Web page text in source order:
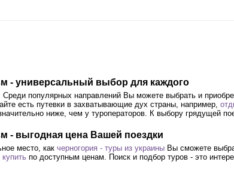
- универсальный выбор для каждого
популярных направлений Вы можете выбрать и
есть путевки в захватывающие дух страны, например,
ниже, чем у туроператоров. К выбору грядущей
- выгодная цена Вашей поездки
место, как черногория - туры из украины Вы сможете
по доступным ценам. Поиск и подбор туров - это